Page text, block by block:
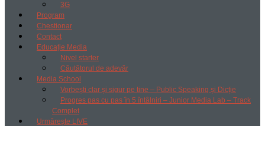
3G
Program
Chestionar
Contact
Educație Media
Nivel starter
Căutătorul de adevăr
Media School
Vorbești clar și sigur pe tine – Public Speaking și Dicție
Progres pas cu pas în 5 întâlniri – Junior Media Lab – Track
Complet
Urmărește LIVE